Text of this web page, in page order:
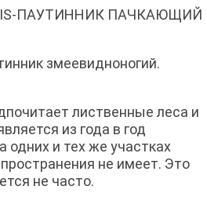
ПАУТИННИК ПАЧКАЮЩИЙ
змеевидноногий.
лиственные леса и
из года в год
одних и тех же участках
не имеет. Это
не часто.